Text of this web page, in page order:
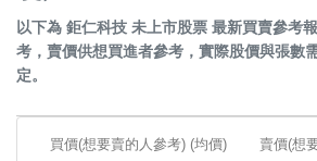
以下為 鉅仁科技 未上市股票 最新買賣參考
考，賣價供想買進者參考，實際股價與張數
定。
買價(想要賣的人參考) (均價) 賣價(想